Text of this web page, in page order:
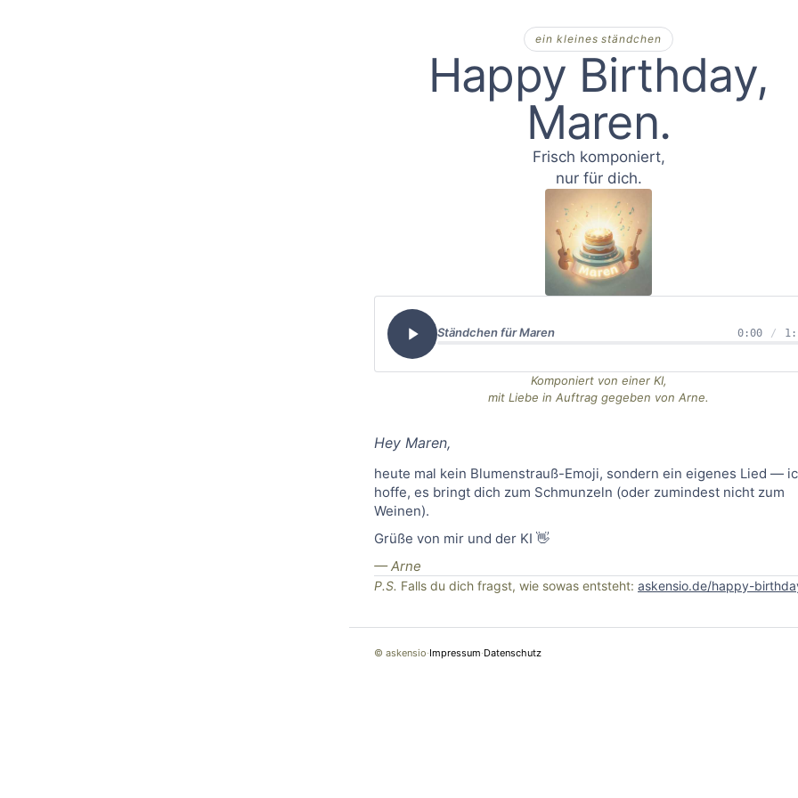
ein kleines ständchen
Happy Birthday,
Maren
Frisch komponiert,
nur für dich.
Ständchen fürMaren 0:00 /
Komponiert von einer KI,
mit Liebe in Auftrag gegeben von Arne.
Hey Maren,
heute mal kein Blumenstrauß-Emoji, sondern ein eigenes Lied —
hoffe, es bringt dich zum Schmunzeln (oder zumindest nicht zum
Weinen).
Grüße von mir und der KI 👋
— Arne
P.S. Falls du dich fragst, wie sowas entsteht: askensio.de/happy-
© askensio·Impressum·Datenschutz